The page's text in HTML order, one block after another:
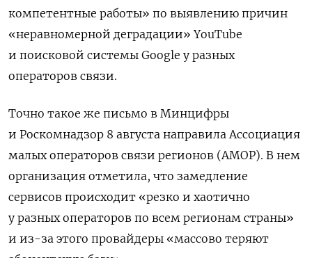
компетентные работы» по выявлению причин
«неравномерной деградации» YouTube
и поисковой системы Google у разных
операторов связи.
Точно такое же письмо в Минцифры
и Роскомнадзор 8 августа направила Ассоциация
малых операторов связи регионов (АМОР). В нем
организация отметила, что замедление
сервисов происходит «резко и хаотично
у разных операторов по всем регионам страны»
и из-за этого провайдеры «массово теряют